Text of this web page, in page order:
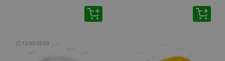
🕘 12:00-20:00